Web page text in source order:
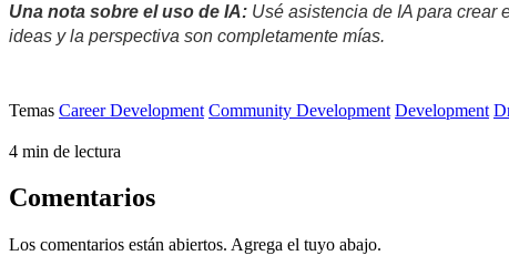
Una nota sobre el uso de IA: Usé asistencia de IA para crear
ideas y la perspectiva son completamente mías.
Temas Career Development Community Development Development
4 min de lectura
Comentarios
Los comentarios están abiertos. Agrega el tuyo abajo.